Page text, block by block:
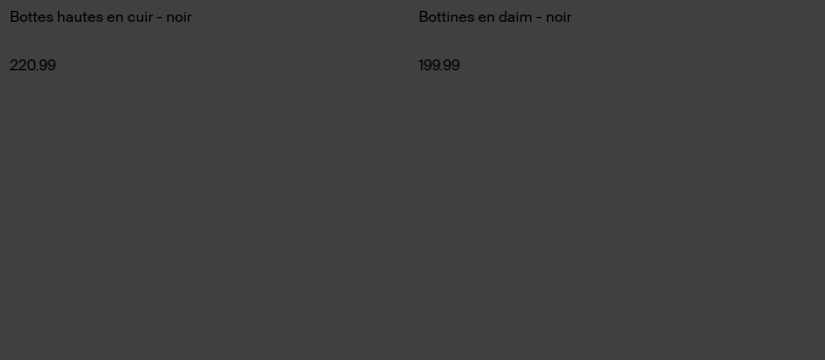
Bottes hautes en cuir - noir
220.99
Bottines en daim - noir
199.99